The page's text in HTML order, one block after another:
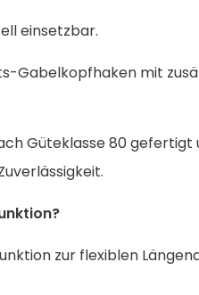
einsetzbar.
Gabelkopfhaken mit
Güteklasse 80 gefertigt
zur flexiblen